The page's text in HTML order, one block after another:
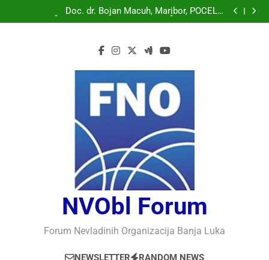
SLOVENAČKOM PARLAMENTU
Doc. dr. Bojan Macuh, Maribor, POČELO
OBILJEŽAVANJE 30 GODINA USPJEŠNOG RADA I
Prof.dr Vaso Bojanić, MOGU LI KOMPJUTERI POSTATI
Doc. dr. Bojan Macuh, Maribor, POLITIČKA KRIZA U
SLOVENAČKOM PARLAMENTU
Doc. dr. Bojan Macuh, Maribor, POČELO
RAZVOJA DEFENDOLOGIJE – POGLED IZ SLOVENIJE
AUTORITARNO LUDILO
NVObl Forum
Forum Nevladinih Organizacija Banja Luka
NEWSLETTER RANDOM NEWS